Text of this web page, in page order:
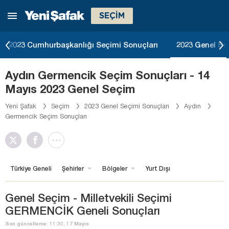
SEÇİM
2023 Cumhurbaşkanlığı Seçimi Sonuçları 2023 Genel
Aydın Germencik Seçim Sonuçları - 14
Mayıs 2023 Genel Seçim
Yeni Şafak Seçim 2023 Genel Seçimi Sonuçları
Aydın
Germencik Seçim Sonuçları
Türkiye Geneli Şehirler Bölgeler Yurt Dışı
Genel Seçim - Milletvekili Seçimi
GERMENCİK Geneli Sonuçları
Son güncelleme: 11:30, 17 Mayıs